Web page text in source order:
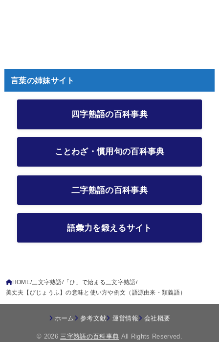
言葉の姉妹サイト
四字熟語の百科事典
ことわざ・慣用句の百科事典
二字熟語の百科事典
語彙力を鍛えるサイト
HOME 三文字熟語 「ひ」で始まる三文字熟語
美丈夫【びじょうふ】の意味と使い方や例文（語源由来・類義語）
ホーム 参考文献 運営情報 会社概要
© 2026三字熟語の百科事典 All Rights Reserved.